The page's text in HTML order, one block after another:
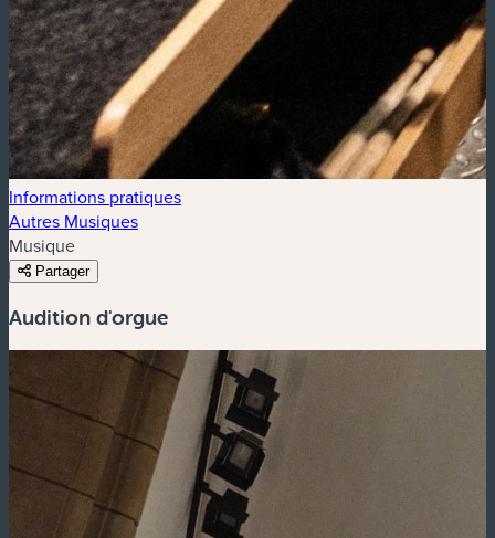
Informations pratiques
Autres Musiques
Musique
Partager
Audition d'orgue